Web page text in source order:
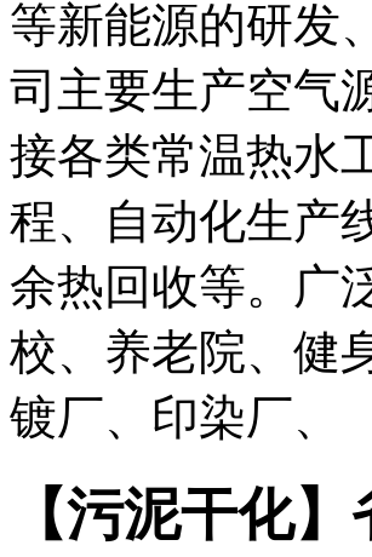
等新能源的研发
司主要生产空气
接各类常温热水
程、自动化生产
余热回收等。广
校、养老院、健
镀厂、印染厂、
【污泥干化